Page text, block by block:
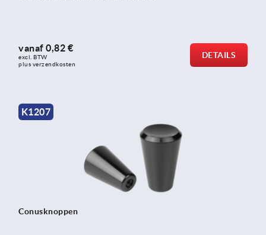
vanaf 0,82 €
excl. BTW
plus verzendkosten
DETAILS
K1207
Conusknoppen